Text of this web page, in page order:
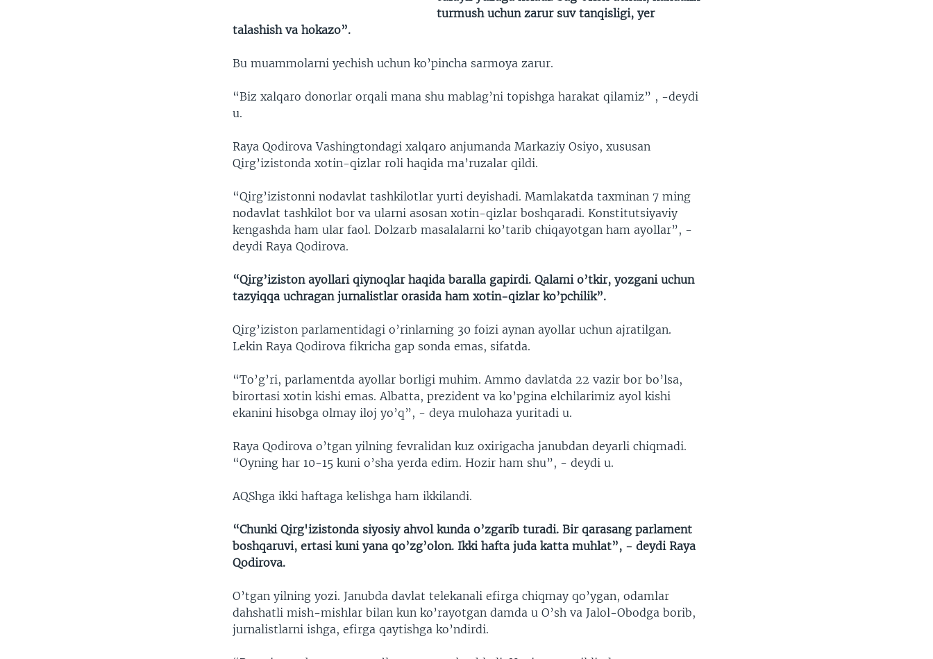
turmush uchun zarur suv tanqisligi, yer
talashish va hokazo”.
Bu muammolarni yechish uchun ko’pincha sarmoya zarur.
“Biz xalqaro donorlar orqali mana shu mablag’ni topishga harakat qilamiz” , -deydi
u.
Raya Qodirova Vashingtondagi xalqaro anjumanda Markaziy Osiyo, xususan
Qirg’izistonda xotin-qizlar roli haqida ma’ruzalar qildi.
“Qirg’izistonni nodavlat tashkilotlar yurti deyishadi. Mamlakatda taxminan 7 ming
nodavlat tashkilot bor va ularni asosan xotin-qizlar boshqaradi. Konstitutsiyaviy
kengashda ham ular faol. Dolzarb masalalarni ko’tarib chiqayotgan ham ayollar”, -
deydi Raya Qodirova.
“Qirg’iziston ayollari qiynoqlar haqida baralla gapirdi. Qalami o’tkir, yozgani uchun
tazyiqqa uchragan jurnalistlar orasida ham xotin-qizlar ko’pchilik”.
Qirg’iziston parlamentidagi o’rinlarning 30 foizi aynan ayollar uchun ajratilgan.
Lekin Raya Qodirova fikricha gap sonda emas, sifatda.
“To’g’ri, parlamentda ayollar borligi muhim. Ammo davlatda 22 vazir bor bo’lsa,
birortasi xotin kishi emas. Albatta, prezident va ko’pgina elchilarimiz ayol kishi
ekanini hisobga olmay iloj yo’q”, - deya mulohaza yuritadi u.
Raya Qodirova o’tgan yilning fevralidan kuz oxirigacha janubdan deyarli chiqmadi.
“Oyning har 10-15 kuni o’sha yerda edim. Hozir ham shu”, - deydi u.
AQShga ikki haftaga kelishga ham ikkilandi.
“Chunki Qirg'izistonda siyosiy ahvol kunda o’zgarib turadi. Bir qarasang parlament
boshqaruvi, ertasi kuni yana qo’zg’olon. Ikki hafta juda katta muhlat”, - deydi Raya
Qodirova.
O’tgan yilning yozi. Janubda davlat telekanali efirga chiqmay qo’ygan, odamlar
dahshatli mish-mishlar bilan kun ko’rayotgan damda u O’sh va Jalol-Obodga borib,
jurnalistlarni ishga, efirga qaytishga ko’ndirdi.